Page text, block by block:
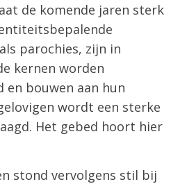
de komende jaren sterk
parochies, zijn in
kernen worden
en bouwen aan hun
wordt een sterke
Het gebed hoort hier
stond vervolgens stil bij